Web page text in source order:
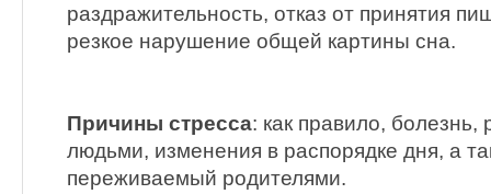
раздражительность, отказ от принятия
резкое нарушение общей картины сна.
Причины стресса: как правило, болезнь,
людьми, изменения в распорядке дня, а
переживаемый родителями.